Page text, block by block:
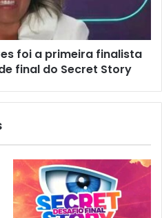
foi a primeira finalista
final do Secret Story